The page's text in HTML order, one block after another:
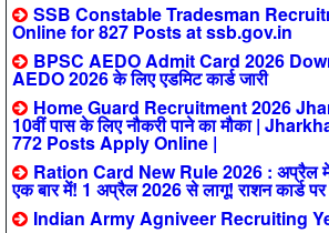
SSB Constable Tradesman
Online for 827 Posts at ssb.gov.in
BPSC AEDO Admit Card 2026
AEDO 2026 के लिए एडमिट कार्ड जारी
Home Guard Recruitment 2026
10वीं पास के लिए नौकरी पाने का मौका |
772 Posts Apply Online |
Ration Card New Rule 2026 : अप्रैल में
एक बार में! 1 अप्रैल 2026 से लागू! राशन कार्ड
Indian Army Agniveer Recruiting